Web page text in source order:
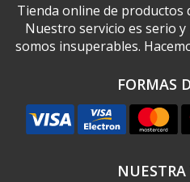
Tienda online de productos
Nuestro servicio es serio
somos insuperables.
FORMAS